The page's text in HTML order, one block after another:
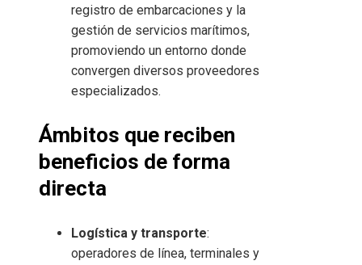
registro de embarcaciones y la
gestión de servicios marítimos,
promoviendo un entorno donde
convergen diversos proveedores
especializados.
Ámbitos que reciben
beneficios de forma
directa
Logística y transporte:
operadores de línea, terminales y